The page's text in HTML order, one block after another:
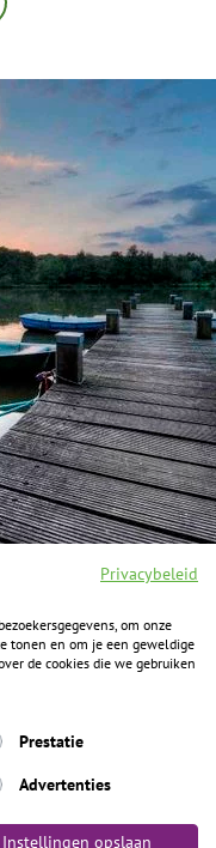
vakantieregio’s
Privacybeleid
om onze
tonen en om je een geweldige
de cookies die we gebruiken
Prestatie
Advertenties
Instellingen opslaan